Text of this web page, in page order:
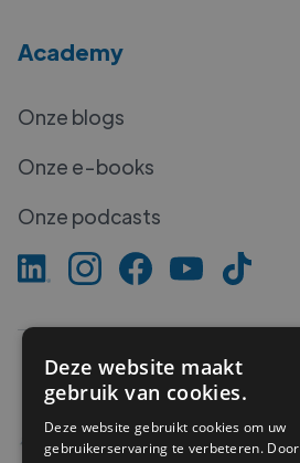
Academy
Onze blogs
Onze e-books
Onze podcasts
Deze website maakt
gebruik van cookies.
Deze website gebruikt cookies om uw
gebruikerservaring te verbeteren. Door